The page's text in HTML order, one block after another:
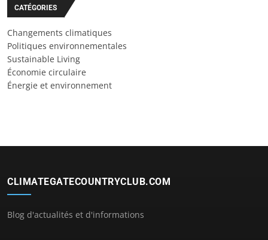
CATÉGORIES
Changements climatiques
Politiques environnementales
Sustainable Living
Économie circulaire
Énergie et environnement
CLIMATEGATECOUNTRYCLUB.COM
Blog d'actualités et d'informations